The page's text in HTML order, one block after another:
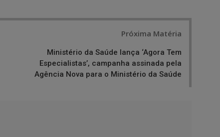
Próxima Matéria
Ministério da Saúde lança ‘Agora Tem
Especialistas’, campanha assinada pela
Agência Nova para o Ministério da Saúde